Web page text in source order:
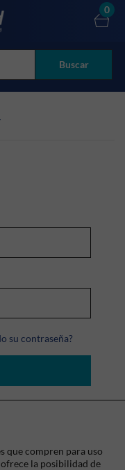
Buscar
0
su contraseña?
que compren para uso
la posibilidad de